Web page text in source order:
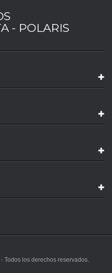
- POLARIS
Todos los derechos reservados.